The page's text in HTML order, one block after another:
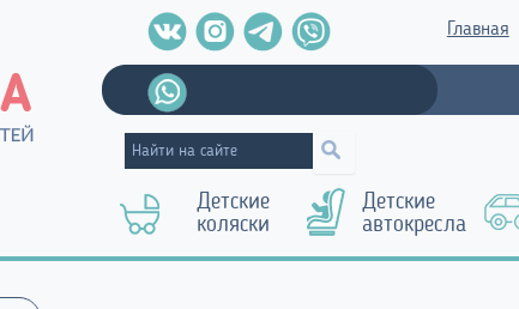
Главная
Детские
коляски
Детские
автокресла